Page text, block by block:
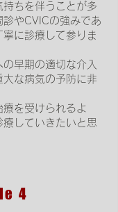
ちを伴うことが多
やCVICの強みであ
に診療して参りま
早期の適切な介入
な病気の予防に非
を受けられるよ
療していきたいと思
4